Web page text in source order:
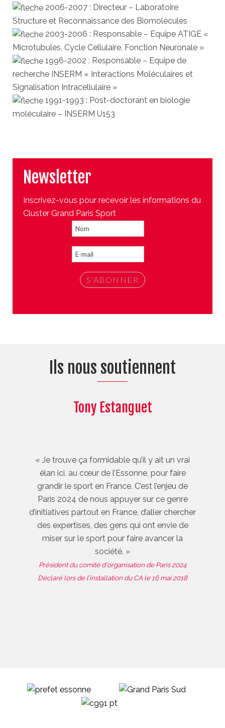
2006-2007 : Directeur – Laboratoire
Structure et Reconnaissance des Biomolécules
2003-2006 : Responsable – Equipe ATIGE «
Microtubules, Cycle Cellulaire, Fonction Neuronale »
1996-2002 : Responsable – Equipe de
recherche INSERM « Interactions Moléculaires et
Signalisation Intracellulaire »
1991-1993 : Post-doctorant en biologie
moléculaire – INSERM U153
Newsletter
Inscrivez-vous pour recevoir les informations du
Cluster Grand Paris Sport
Ils nous soutiennent
Tony Estanguet
« Je trouve ça formidable qu’il y ait un vrai
élan ici, au cœur de l’Essonne, pour faire
grandir le sport en France. C’est l’enjeu de
Paris 2024 de nous appuyer sur ce genre
d’initiatives partout en France, d’aller chercher
des expertises, des gens qui ont envie de
miser sur le sport pour faire avancer la
société. »
Président du comité d'organisation de Paris 2024
Déclaré lors de l’installation du CA le 16 mai 2018